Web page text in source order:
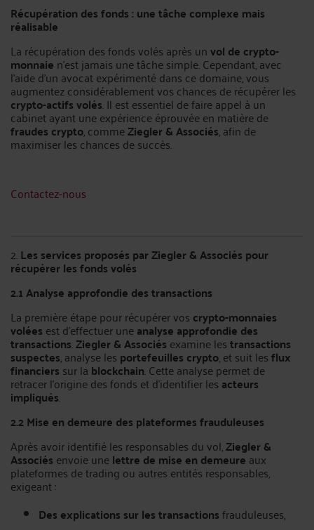
Récupération des fonds : une tâche complexe mais
réalisable
La récupération des fonds volés après unvol de crypto-
monnaie n’est jamais une tâche simple. Cependant, avec
l’aide d’un avocat expérimenté dans ce domaine, vous
augmentez considérablement vos chances de récupérer les
crypto-actifs volés. Il est essentiel de faire appel à un
cabinet ayant une expérience éprouvée en matière de
fraudes crypto, commeZiegler & Associés, afin de
maximiser les chances de succès.
Contactez-nous
2.Les services proposés par Ziegler & Associés pour
récupérer les fonds volés
2.1 Analyse approfondie des transactions
La première étape pour récupérer vos crypto-monnaies
volées est d’effectuer uneanalyse approfondie des
transactions.Ziegler & Associés examine lestransactions
suspectes, analyse les portefeuilles crypto, et suit lesflux
financiers sur la blockchain. Cette analyse permet de
retracer l’origine des fonds et d'identifier les acteurs
impliqués.
2.2 Mise en demeure des plateformes frauduleuses
Après avoir identifié les responsables du vol,Ziegler &
Associés envoie unelettre de mise en demeureaux
plateformes de trading ou autres entités responsables,
exigeant :
Des explications sur les transactionsfrauduleuses,